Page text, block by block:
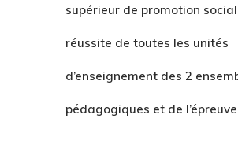
supérieur de promotion
réussite de toutes les unités
d’enseignement des 2
pédagogiques et de